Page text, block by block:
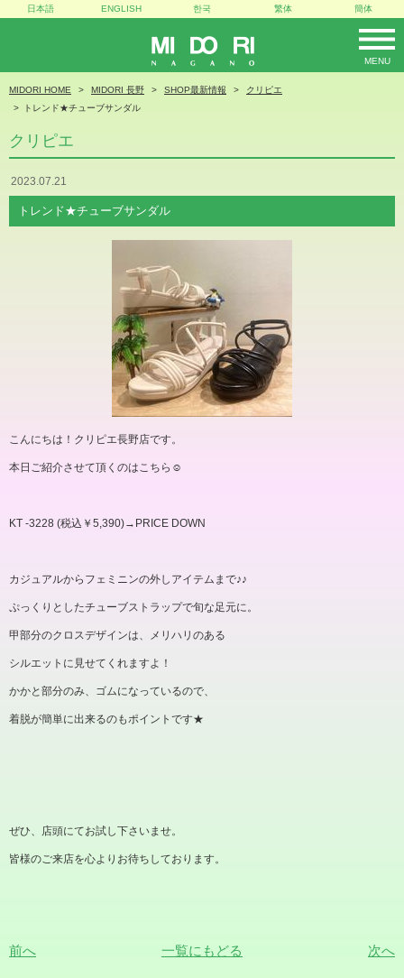
MIDORI
MENU
日本語 ENGLISH 한국 繁体 簡体
MIDORI HOME MIDORI 長野 SHOP最新情報
クリピエ
トレンド★チューブサンダル
クリピエ
2023.07.21
トレンド★チューブサンダル
こんにちは！クリピエ長野店です。
本日ご紹介させて頂くのはこちら ☺
KT -3228 (税込￥ 5,390)→PRICE DOWN
カジュアルからフェミニンの外しアイテムまで♪♪
ぷっくりとしたチューブストラップで旬な足元に。
甲部分のクロスデザインは、メリハリのある
シルエットに見せてくれますよ！
かかと部分のみ、ゴムになっているので、
着脱が簡単に出来るのもポイントです★
ぜひ、店頭にてお試し下さいませ。
皆様のご来店を心よりお待ちしております。
前へ 一覧にもどる 次へ